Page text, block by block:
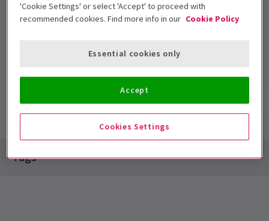
Sadler's Wells
Barrierefreiheit
DIESE MESSE IST JETZT GESCHLOSSEN
Tags
'Cookie Settings' or select 'Accept' to proceed with
recommended cookies. Find more info in our Cookie Policy
Cookies Settings
Essential cookies only
Accept